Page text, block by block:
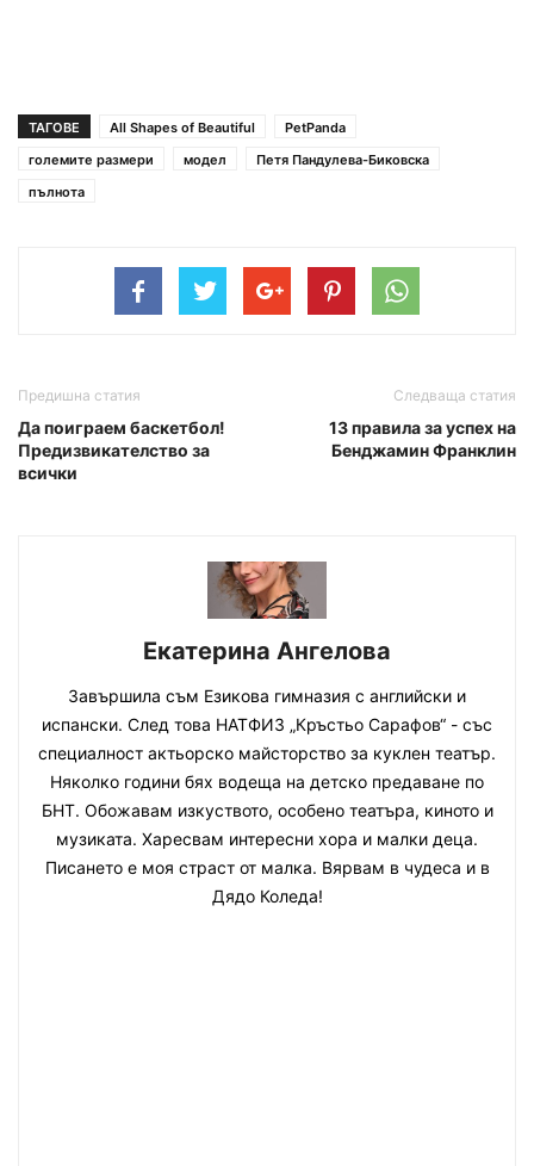
ТАГОВЕ All Shapes of Beautiful
PetPanda
големите размери
модел
Петя Пандулева-Биковска
пълнота
Предишна статия
Да поиграем баскетбол!
Предизвикателство за
всички
Следваща статия
13 правила за успех на
Бенджамин Франклин
Екатерина Ангелова
Завършила съм Езикова гимназия с английски и
испански. След това НАТФИЗ „Кръстьо Сарафов“ - със
специалност актьорско майсторство за куклен театър.
Няколко години бях водеща на детско предаване по
БНТ. Обожавам изкуството, особено театъра, киното и
музиката. Харесвам интересни хора и малки деца.
Писането е моя страст от малка. Вярвам в чудеса и в
Дядо Коледа!